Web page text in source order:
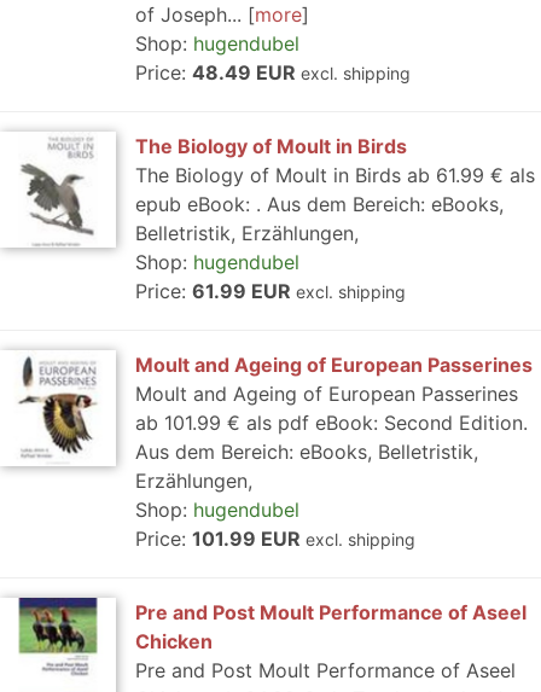
of Joseph...
more
Shop: hugendubel
Price: 48.49 EUR excl. shipping
The Biology of Moult in Birds
The Biology of Moult in Birds ab 61.99 € als
epub eBook: . Aus dem Bereich: eBooks,
Belletristik, Erzählungen,
Shop: hugendubel
Price: 61.99 EUR excl. shipping
Moult and Ageing of European Passerines
Moult and Ageing of European Passerines
ab 101.99 € als pdf eBook: Second Edition.
Aus dem Bereich: eBooks, Belletristik,
Erzählungen,
Shop: hugendubel
Price: 101.99 EUR excl. shipping
Pre and Post Moult Performance of Aseel
Chicken
Pre and Post Moult Performance of Aseel